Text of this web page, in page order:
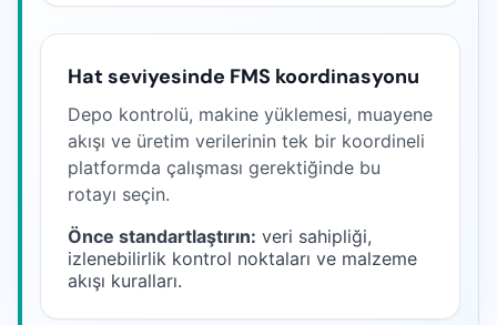
Hat seviyesinde FMS koordinasyonu
Depo kontrolü, makine yüklemesi, muayene
akışı ve üretim verilerinin tek bir koordineli
platformda çalışması gerektiğinde bu
rotayı seçin.
Önce standartlaştırın: veri sahipliği,
izlenebilirlik kontrol noktaları ve malzeme
akışı kuralları.